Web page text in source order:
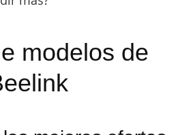
modelos de